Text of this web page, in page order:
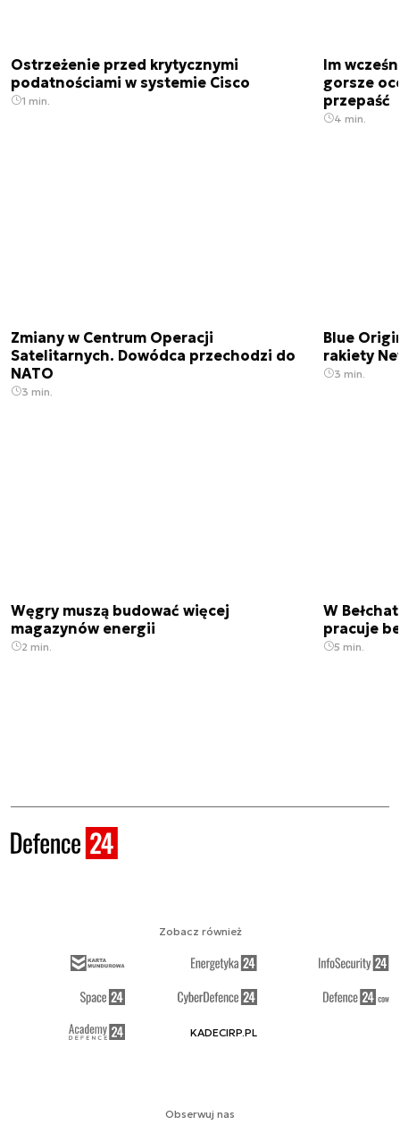
Ostrzeżenie przed krytycznymi
podatnościami w systemie Cisco
1 min.
Im
gorsze
przepaść
4 min.
Zmiany w Centrum Operacji
Satelitarnych. Dowódca przechodzi do
NATO
3 min.
Blue
rakiety
3 min.
Węgry muszą budować więcej
magazynów energii
2 min.
W
pracuje
5 min.
Obserwuj nas
Zobacz również
KADECIRP.PL